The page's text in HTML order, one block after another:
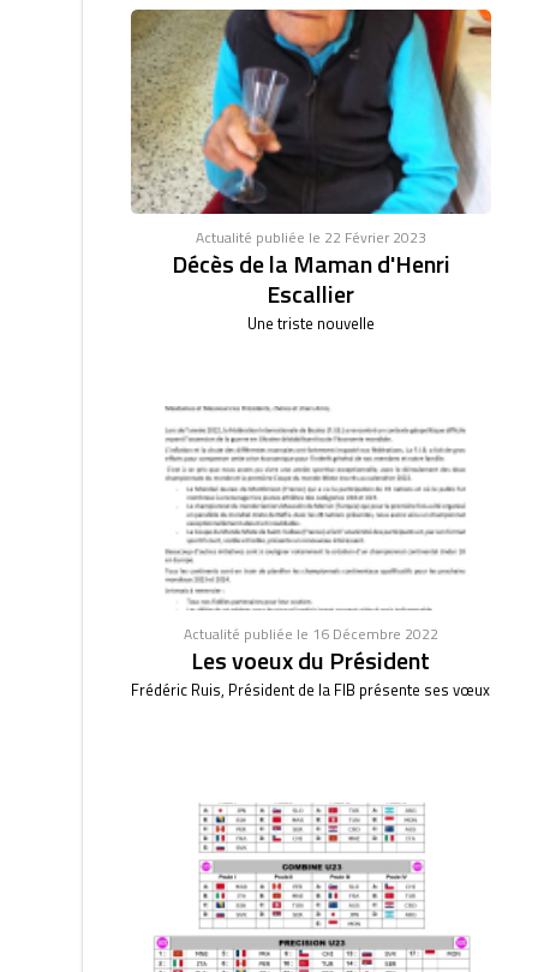
Actualité publiée le 22 Février 2023
Décès de la Maman d'Henri
Escallier
Une triste nouvelle
Actualité publiée le 16 Décembre 2022
Les voeux du Président
Frédéric Ruis, Président de la FIB présente ses vœux